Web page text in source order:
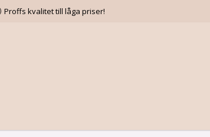
Proffs kvalitet till låga priser!